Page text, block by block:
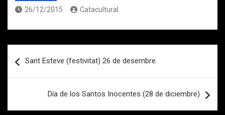
26/12/2015 Catacultural
de
Sant Esteve (festivitat) 26 de desembre
Día de los Santos Inocentes (28 de diciembre)